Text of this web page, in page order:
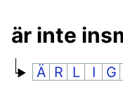
är inte
Ä R L I G